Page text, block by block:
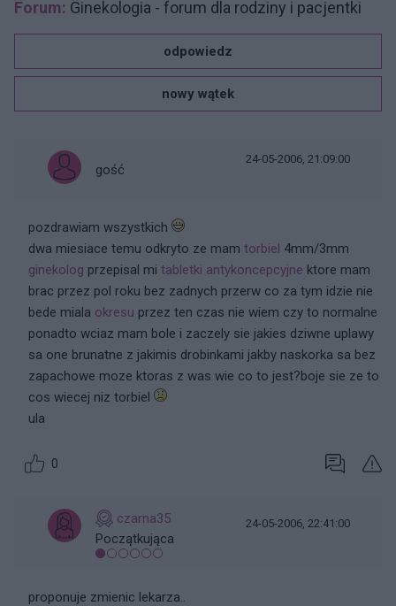
Forum: Ginekologia - forum dla rodziny i pacjentki
odpowiedz
nowy wątek
gość
24-05-2006, 21:09:00
pozdrawiam wszystkich
dwa miesiace temu odkryto ze mam torbiel 4mm/3mm
ginekolog przepisal mi tabletki antykoncepcyjne ktore mam
brac przez pol roku bez zadnych przerw co za tym idzie nie
bede miala okresu przez ten czas nie wiem czy to normalne
ponadto wciaz mam bole i zaczely sie jakies dziwne uplawy
sa one brunatne z jakimis drobinkami jakby naskorka sa bez
zapachowe moze ktoras z was wie co to jest?boje sie ze to
cos wiecej niz torbiel
ula
0
czarna35
Początkująca
24-05-2006, 22:41:00
proponuje zmienic lekarza..